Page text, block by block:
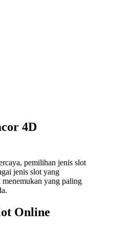
4D
pemilihan jenis slot
jenis slot yang
menemukan yang paling
Online